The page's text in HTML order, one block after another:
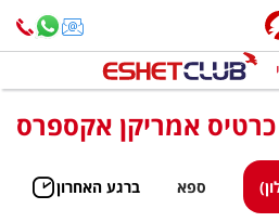
אמריקן אקספרס
ספא ברגע האחרון